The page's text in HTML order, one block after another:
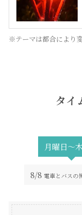
※テーマは都合により
タイ
月曜日〜
8/8 電車とバスの